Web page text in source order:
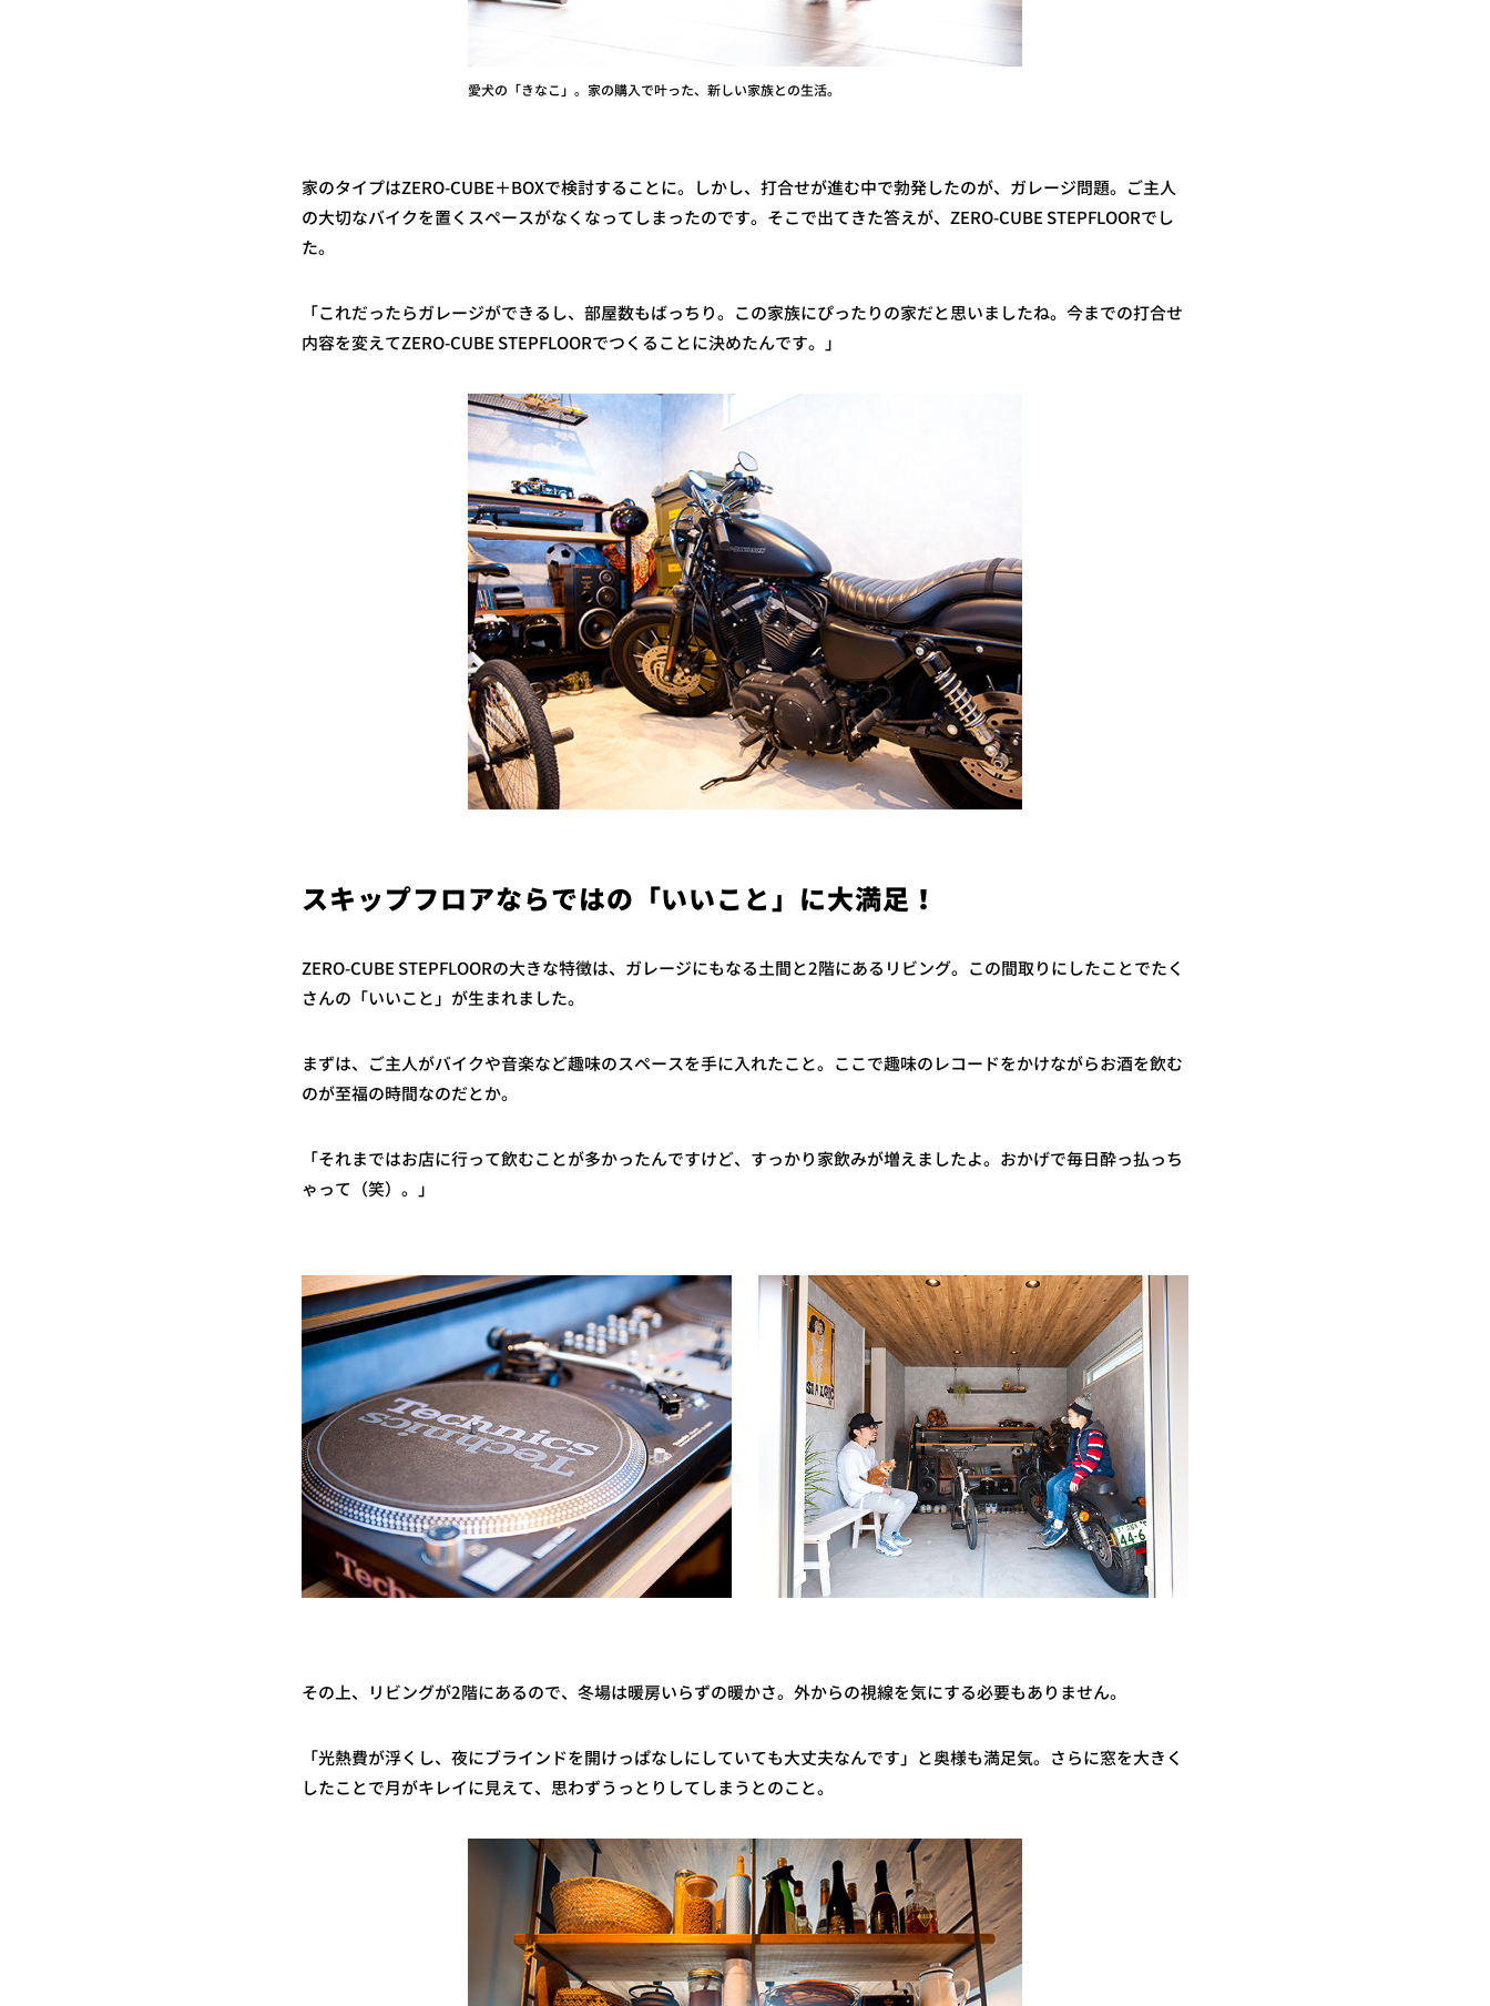
愛犬の「きなこ」。家の購入で叶った、新しい家族との生活。
家のタイプはZERO-CUBE＋BOXで検討することに。しかし、打合せが進む中で勃発したのが、ガレージ問題。ご主人
の大切なバイクを置くスペースがなくなってしまったのです。そこで出てきた答えが、ZERO-CUBE STEPFLOORでし
た。
「これだったらガレージができるし、部屋数もばっちり。この家族にぴったりの家だと思いましたね。今までの打合せ
内容を変えてZERO-CUBE STEPFLOORでつくることに決めたんです。」
スキップフロアならではの「いいこと」に大満足！
ZERO-CUBE STEPFLOORの大きな特徴は、ガレージにもなる土間と2階にあるリビング。この間取りにしたことでたく
さんの「いいこと」が生まれました。
まずは、ご主人がバイクや音楽など趣味のスペースを手に入れたこと。ここで趣味のレコードをかけながらお酒を飲む
のが至福の時間なのだとか。
「それまではお店に行って飲むことが多かったんですけど、すっかり家飲みが増えましたよ。おかげで毎日酔っ払っち
ゃって（笑）。」
その上、リビングが2階にあるので、冬場は暖房いらずの暖かさ。外からの視線を気にする必要もありません。
「光熱費が浮くし、夜にブラインドを開けっぱなしにしていても大丈夫なんです」と奥様も満足気。さらに窓を大きく
したことで月がキレイに見えて、思わずうっとりしてしまうとのこと。